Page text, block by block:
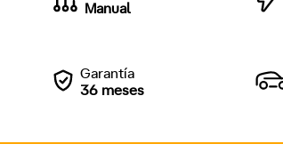
Manual
Garantía
36 meses